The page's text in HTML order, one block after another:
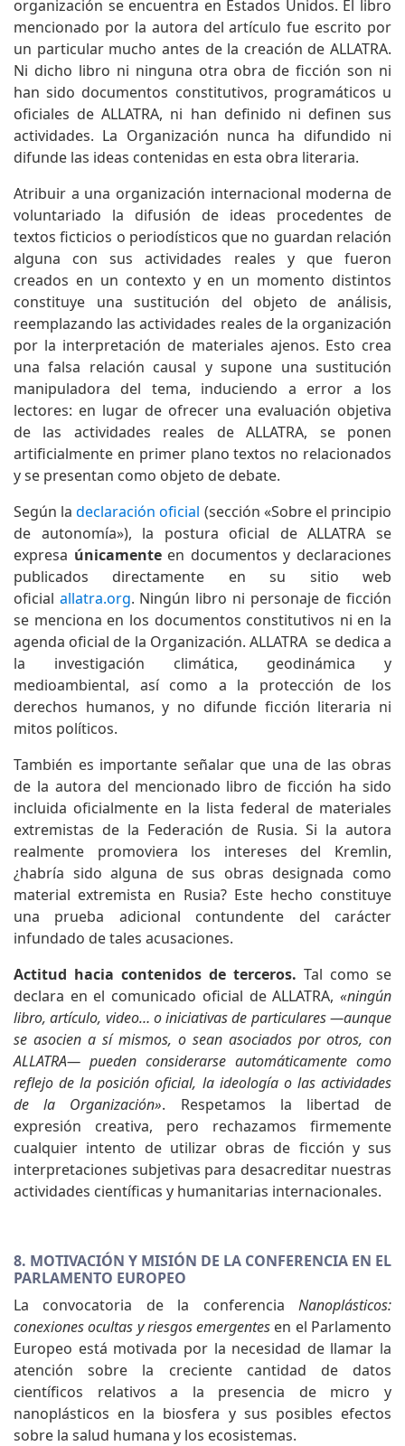
organización se encuentra en Estados Unidos. El libro
mencionado por la autora del artículo fue escrito por
un particular mucho antes de la creación de ALLATRA.
Ni dicho libro ni ninguna otra obra de ficción son ni
han sido documentos constitutivos, programáticos u
oficiales de ALLATRA, ni han definido ni definen sus
actividades. La Organización nunca ha difundido ni
difunde las ideas contenidas en esta obra literaria.
Atribuir a una organización internacional moderna de
voluntariado la difusión de ideas procedentes de
textos ficticios o periodísticos que no guardan relación
alguna con sus actividades reales y que fueron
creados en un contexto y en un momento distintos
constituye una sustitución del objeto de análisis,
reemplazando las actividades reales de la organización
por la interpretación de materiales ajenos. Esto crea
una falsa relación causal y supone una sustitución
manipuladora del tema, induciendo a error a los
lectores: en lugar de ofrecer una evaluación objetiva
de las actividades reales de ALLATRA, se ponen
artificialmente en primer plano textos no relacionados
y se presentan como objeto de debate.
Según ladeclaración oficial (sección «Sobre el principio
de autonomía»), la postura oficial de ALLATRA se
expresa únicamente en documentos y declaraciones
publicados directamente en su sitio web
oficial allatra.org. Ningún libro ni personaje de ficción
se menciona en los documentos constitutivos ni en la
agenda oficial de la Organización. ALLATRA se dedica a
la investigación climática, geodinámica y
medioambiental, así como a la protección de los
derechos humanos, y no difunde ficción literaria ni
mitos políticos.
También es importante señalar que una de las obras
de la autora del mencionado libro de ficción ha sido
incluida oficialmente en la lista federal de materiales
extremistas de la Federación de Rusia. Si la autora
realmente promoviera los intereses del Kremlin,
¿habría sido alguna de sus obras designada como
material extremista en Rusia? Este hecho constituye
una prueba adicional contundente del carácter
infundado de tales acusaciones.
Actitud hacia contenidos de terceros. Tal como se
declara en el comunicado oficial de ALLATRA, «ningún
libro, artículo, video… o iniciativas de particulares —aunque
se asocien a sí mismos, o sean asociados por otros, con
ALLATRA— pueden considerarse automáticamente como
reflejo de la posición oficial, la ideología o las actividades
de la Organización». Respetamos la libertad de
expresión creativa, pero rechazamos firmemente
cualquier intento de utilizar obras de ficción y sus
interpretaciones subjetivas para desacreditar nuestras
actividades científicas y humanitarias internacionales.
8. MOTIVACIÓN Y MISIÓN DE LA CONFERENCIA EN EL
PARLAMENTO EUROPEO
La convocatoria de la conferencia Nanoplásticos:
conexiones ocultas y riesgos emergentes en el Parlamento
Europeo está motivada por la necesidad de llamar la
atención sobre la creciente cantidad de datos
científicos relativos a la presencia de micro y
nanoplásticos en la biosfera y sus posibles efectos
sobre la salud humana y los ecosistemas.